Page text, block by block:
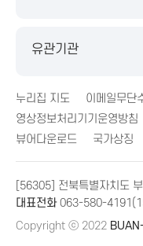
유관기관
누리집 지도 이메일무단
영상정보처리기기운영방침
뷰어다운로드
국가상징
[56305] 전북특별자치도
대표전화063-580-
Copyright ⓒ 2022